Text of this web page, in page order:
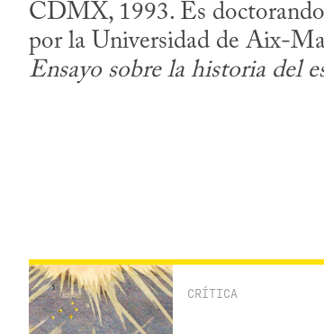
CDMX, 1993. Es
por la Universidad de Aix-
Ensayo sobre la historia del
CRÍTICA